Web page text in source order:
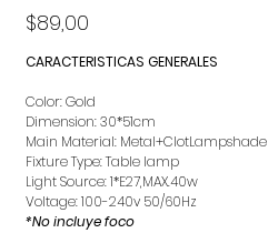
Precio
$89,00
CARACTERISTICAS GENERALES
Color: Gold
Dimension: 30*51cm
Main Material: Metal+ClotLampshade
Fixture Type: Table lamp
Light Source: 1*E27,MAX.40w
Voltage: 100-240v 50/60Hz
*No incluye foco